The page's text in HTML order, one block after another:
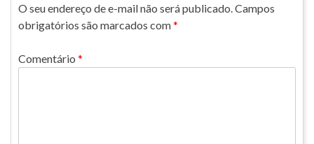
O seu endereço de e-mail não será publicado. Campos
obrigatórios são marcados com*
Comentário *